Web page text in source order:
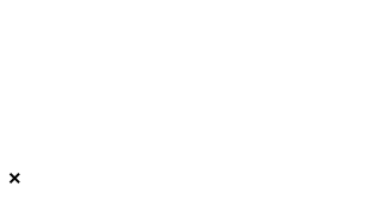
×